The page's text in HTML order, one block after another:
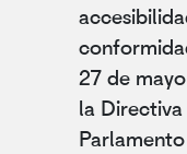
27 de
la